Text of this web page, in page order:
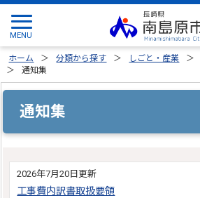
ホーム 分類から探す しごと・産業
通知集
通知集
2026年7月20日更新
工事費内訳書取扱要領